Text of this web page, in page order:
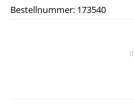
Bestellnummer: 173540